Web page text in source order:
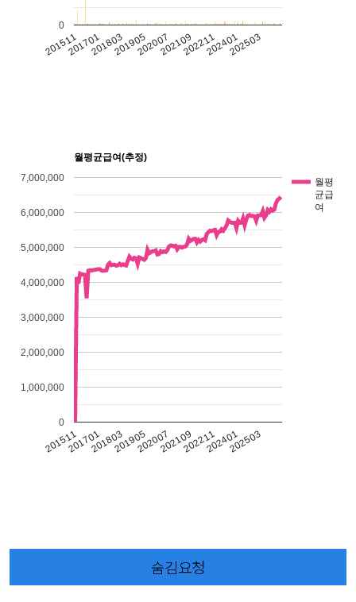
201511201701201803201905202007202109202211202401202503
0
월평균급여(추정)
월평
균급
여
201511201701201803201905202007202109202211202401202503
0
1,000,000
2,000,000
3,000,000
4,000,000
5,000,000
6,000,000
7,000,000
숨김요청